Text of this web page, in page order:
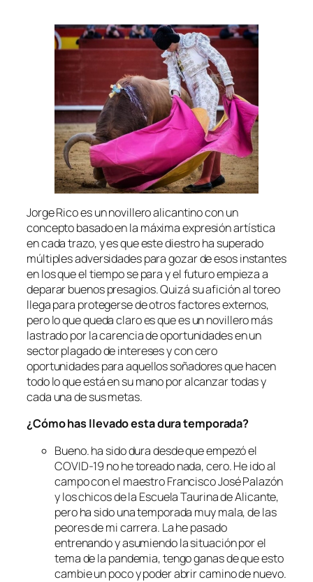
Jorge Rico es un novillero alicantino con un
concepto basado en la máxima expresión artística
en cada trazo, y es que este diestro ha superado
múltiples adversidades para gozar de esos instantes
en los que el tiempo se para y el futuro empieza a
deparar buenos presagios. Quizá su afición al toreo
llega para protegerse de otros factores externos,
pero lo que queda claro es que es un novillero más
lastrado por la carencia de oportunidades en un
sector plagado de intereses y con cero
oportunidades para aquellos soñadores que hacen
todo lo que está en su mano por alcanzar todas y
cada una de sus metas.
¿Cómo has llevado esta dura temporada?
Bueno. ha sido dura desde que empezó el
COVID-19 no he toreado nada, cero. He ido al
campo con el maestro Francisco José Palazón
y los chicos de la Escuela Taurina de Alicante,
pero ha sido una temporada muy mala, de las
peores de mi carrera. La he pasado
entrenando y asumiendo la situación por el
tema de la pandemia, tengo ganas de que esto
cambie un poco y poder abrir camino de nuevo.